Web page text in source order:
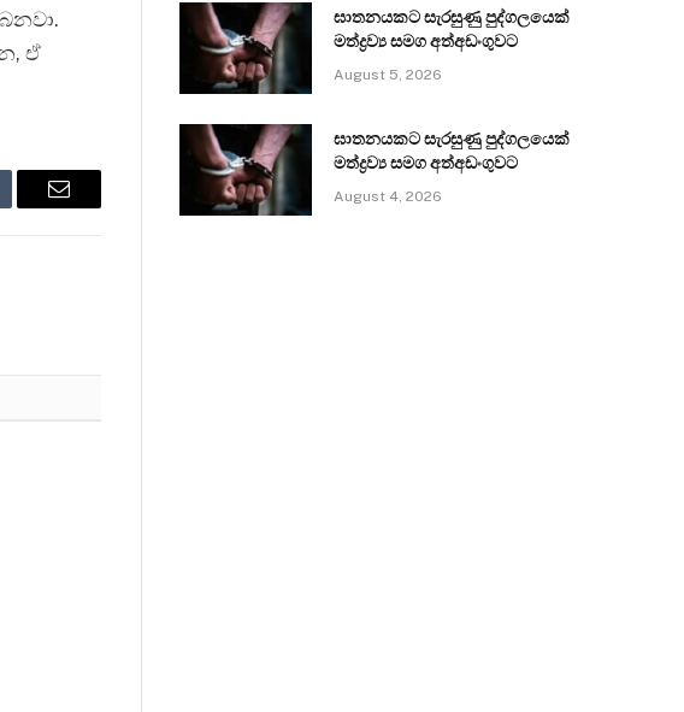
ඒ
Email
ඝාතනයකට සැරසුණු පුද්ගලයෙක්
මත්ද්‍රව්‍ය සමග අත්අඩංගුවට
August 5, 2026
ඝාතනයකට සැරසුණු පුද්ගලයෙක්
මත්ද්‍රව්‍ය සමග අත්අඩංගුවට
August 4, 2026